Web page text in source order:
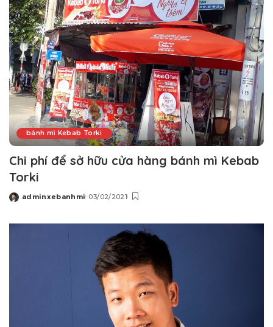
bánh mì Kebab Torki
Chi phí để sở hữu cửa hàng bánh mì Kebab
Torki
Posted
adminxebanhmi 03/02/2021